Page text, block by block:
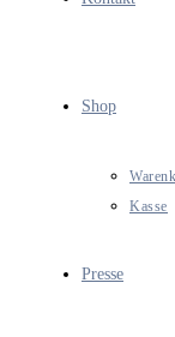
Shop
Kasse
Presse